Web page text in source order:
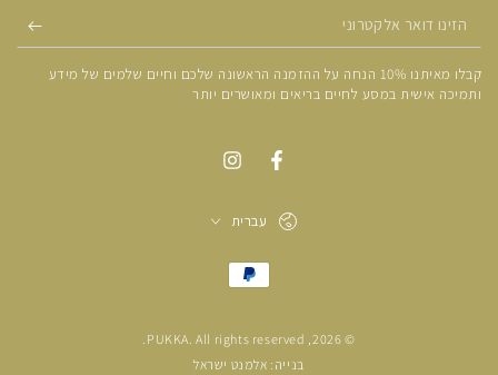
הזינו
דואר
אלקטרוני
קבלו מאיתנו 10% הנחה על ההזמנה הראשונה שלכם וחיים שלמים של מידע
ותמיכה אישית במסע לחיים בריאים ומאושרים יותר
© 2026,
PUKKA. All rights reserved.
בנייה: אלמנט ישראל
עברית